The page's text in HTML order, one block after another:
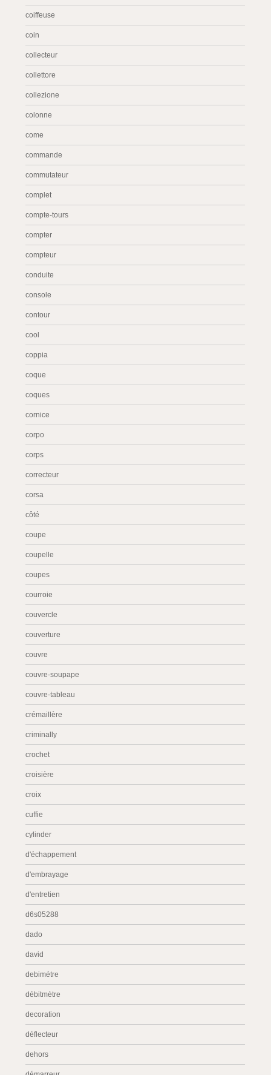
coiffeuse
coin
collecteur
collettore
collezione
colonne
come
commande
commutateur
complet
compte-tours
compter
compteur
conduite
console
contour
cool
coppia
coque
coques
cornice
corpo
corps
correcteur
corsa
côté
coupe
coupelle
coupes
courroie
couvercle
couverture
couvre
couvre-soupape
couvre-tableau
crémaillère
criminally
crochet
croisière
croix
cuffie
cylinder
d'échappement
d'embrayage
d'entretien
d6s05288
dado
david
debimétre
débitmètre
decoration
déflecteur
dehors